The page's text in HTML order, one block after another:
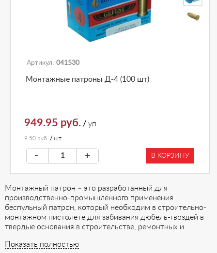
Артикул: 041530
Монтажные патроны Д-4 (100 шт)
949.95 руб. / уп.
9.50 руб. / шт.
- + В КОРЗИНУ
Монтажный патрон – это разработанный для
производственно-промышленного применения
беспульный патрон, который необходим в строительно-
монтажном пистолете для забивания дюбель-гвоздей в
твердые основания в строительстве, ремонтных и
производстве. Силы, которая передается при выстреле
Показать полностью